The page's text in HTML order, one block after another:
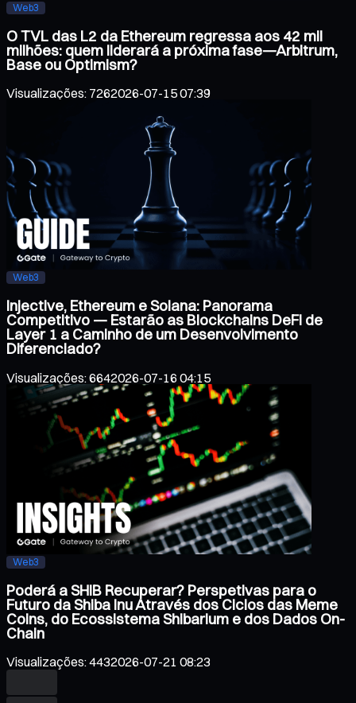
Web3
O TVL das L2 da Ethereum regressa aos 42 mil
milhões: quem liderará a próxima fase—Arbitrum,
Base ou Optimism?
Visualizações: 7262026-07-15 07:39
Web3
Injective, Ethereum e Solana: Panorama
Competitivo — Estarão as Blockchains DeFi de
Layer 1 a Caminho de um Desenvolvimento
Diferenciado?
Visualizações:6642026-07-16 04:15
Web3
Poderá a SHIB Recuperar? Perspetivas para o
Futuro da Shiba Inu Através dos Ciclos das Meme
Coins, do Ecossistema Shibarium e dos Dados On-
Chain
Visualizações:4432026-07-21 08:23